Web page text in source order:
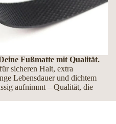
Fußmatte mit Qualität.
sicheren Halt, extra
Lebensdauer und dichtem
aufnimmt – Qualität, die